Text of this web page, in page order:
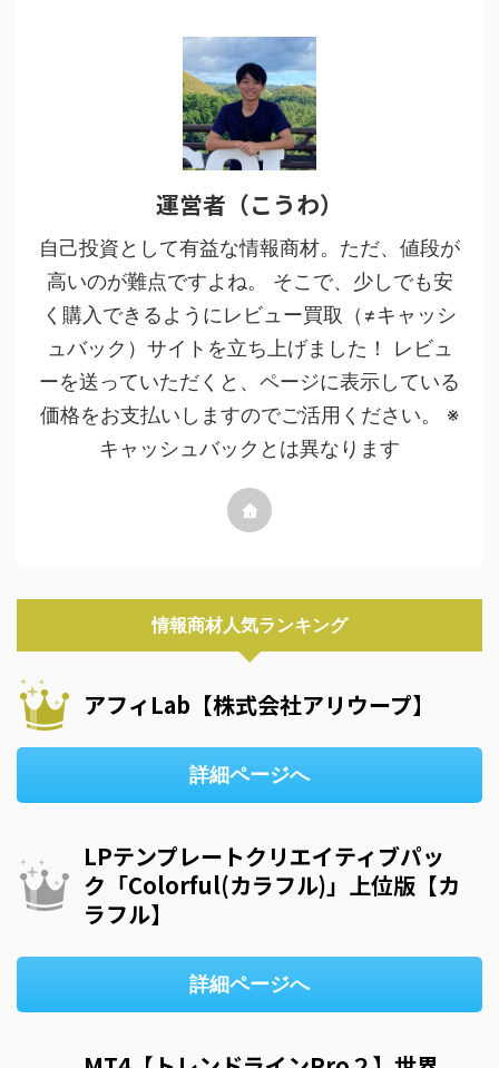
運営者（こうわ）
自己投資として有益な情報商材。ただ、値段が
高いのが難点ですよね。 そこで、少しでも安
く購入できるようにレビュー買取（≠キャッシ
ュバック）サイトを立ち上げました！ レビュ
ーを送っていただくと、ページに表示している
価格をお支払いしますのでご活用ください。 ※
キャッシュバックとは異なります
情報商材人気ランキング
アフィLab【株式会社アリウープ】
詳細ページへ
LPテンプレートクリエイティブパッ
ク「Colorful(カラフル)」上位版【カ
ラフル】
詳細ページへ